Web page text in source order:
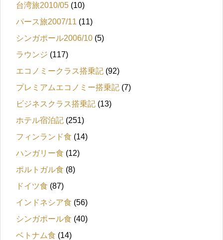
台湾旅2010/05 (10)
パース旅2007/11 (11)
シンガポール2006/10 (5)
ラウンジ (117)
エコノミークラス搭乗記 (92)
プレミアムエコノミー搭乗記 (7)
ビジネスクラス搭乗記 (13)
ホテル宿泊記 (251)
フィンランド食 (14)
ハンガリー食 (12)
ポルトガル食 (8)
ドイツ食 (87)
インドネシア食 (56)
シンガポール食 (40)
ベトナム食 (14)